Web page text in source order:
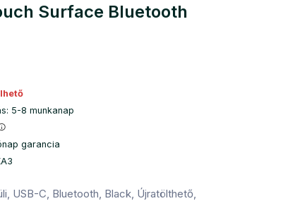
Surface Bluetooth
5-8 munkanap
garancia
USB-C, Bluetooth, Black, Újratölthető,